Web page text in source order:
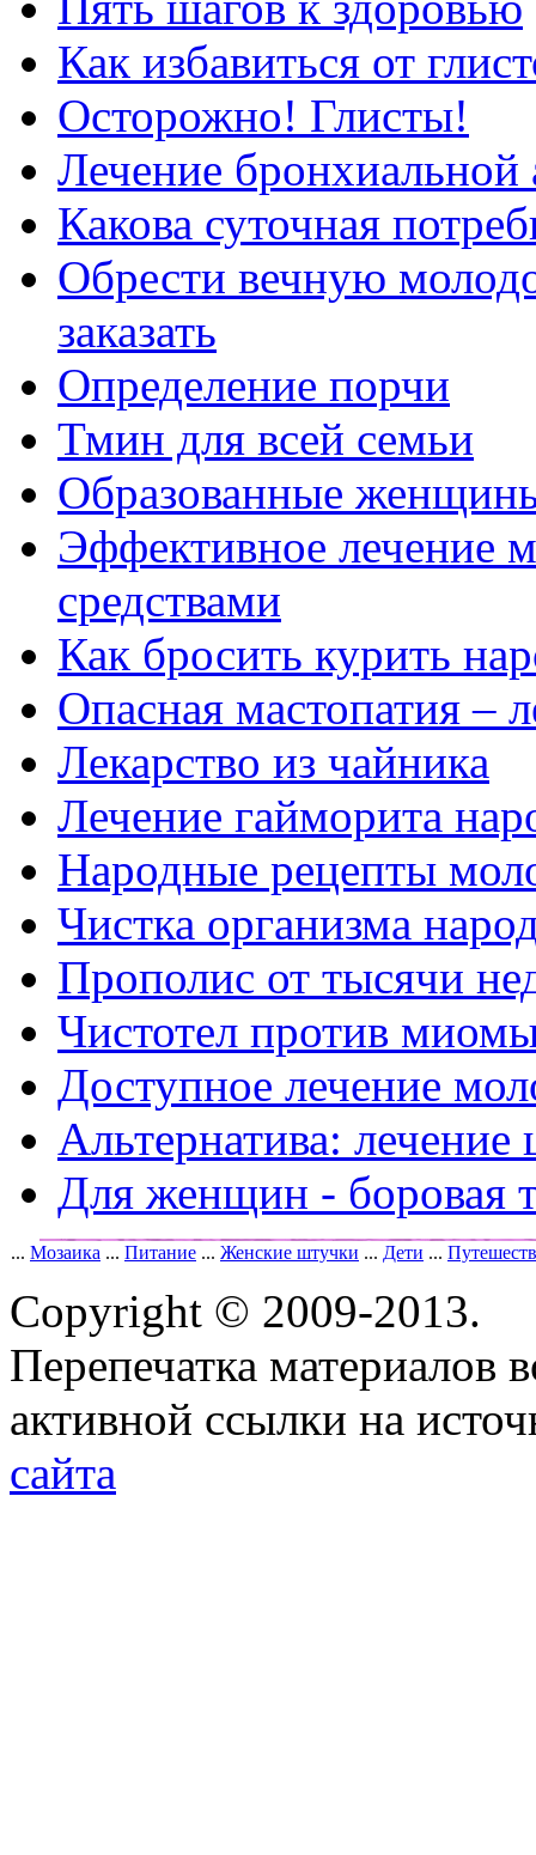
Как избавиться от
Осторожно! Глисты!
Лечение
Какова суточная
Обрести вечную
заказать
Определение порчи
Тмин для всей семьи
Образованные
Эффективное лечение
средствами
Как бросить курить
Опасная мастопатия –
Лекарство из чайника
Лечение гайморита
Народные рецепты
Чистка организма
Прополис от тысячи
Чистотел против
Доступное лечение
Альтернатива:
Для женщин - боровая
... Мозаика ... Питание ... Женские штучки ... Дети ...
Copyright © 2009-2013.
Перепечатка материалов
активной ссылки на
сайта